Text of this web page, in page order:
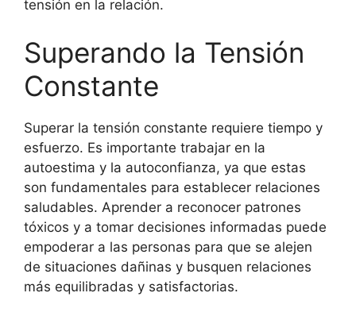
tensión en la relación.
Superando la Tensión
Constante
Superar la tensión constante requiere tiempo y
esfuerzo. Es importante trabajar en la
autoestima y la autoconfianza, ya que estas
son fundamentales para establecer relaciones
saludables. Aprender a reconocer patrones
tóxicos y a tomar decisiones informadas puede
empoderar a las personas para que se alejen
de situaciones dañinas y busquen relaciones
más equilibradas y satisfactorias.